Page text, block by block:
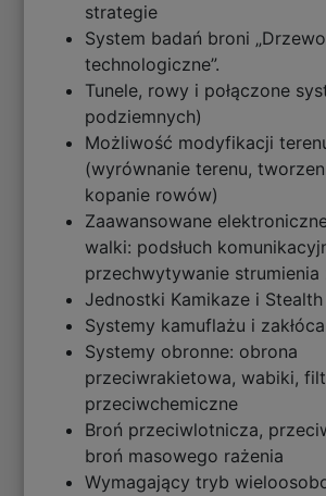
strategie
System badań broni „Drzewo
technologiczne”.
Tunele, rowy i połączone
podziemnych)
Możliwość modyfikacji
(wyrównanie terenu,
kopanie rowów)
Zaawansowane
walki: podsłuch
przechwytywanie strumienia
Jednostki Kamikaze i Stealth
Systemy kamuflażu i
Systemy obronne: obrona
przeciwrakietowa, wabiki,
przeciwchemiczne
Broń przeciwlotnicza,
broń masowego rażenia
Wymagający tryb